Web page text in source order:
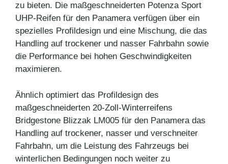
zu bieten. Die maßgeschneiderten Potenza Sport
UHP-Reifen für den Panamera verfügen über ein
spezielles Profildesign und eine Mischung, die das
Handling auf trockener und nasser Fahrbahn sowie
die Performance bei hohen Geschwindigkeiten
maximieren.
Ähnlich optimiert das Profildesign des
maßgeschneiderten 20-Zoll-Winterreifens
Bridgestone Blizzak LM005 für den Panamera das
Handling auf trockener, nasser und verschneiter
Fahrbahn, um die Leistung des Fahrzeugs bei
winterlichen Bedingungen noch weiter zu